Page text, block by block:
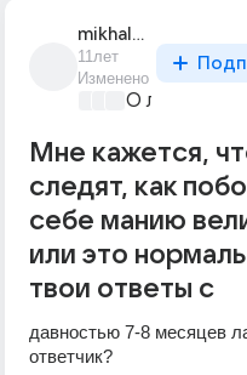
mikhalna_15
11лет
Изменено
О любви без
Мне кажется,
следят, как
себе манию
или это
твои ответы с
давностью 7-8 месяцев
ответчик?